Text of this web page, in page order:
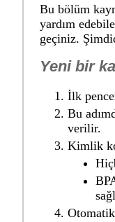
Bu bölüm
yardım
geçiniz.
Yeni bir
İlk
Bu
verilir.
Kimlik